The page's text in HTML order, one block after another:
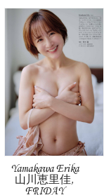
Yamakawa Erika
山川恵里佳,
FRIDAY